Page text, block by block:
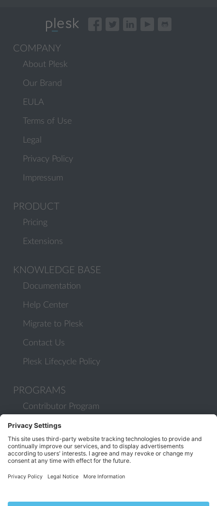
COMPANY
About Plesk
Our Brand
EULA
Terms of Use
Legal
Privacy Policy
Impressum
PRODUCT
Pricing
Extensions
KNOWLEDGE BASE
Documentation
Help Center
Migrate to Plesk
Contact Us
Plesk Lifecycle Policy
PROGRAMS
Contributor Program
Partner Program
COMMUNITY